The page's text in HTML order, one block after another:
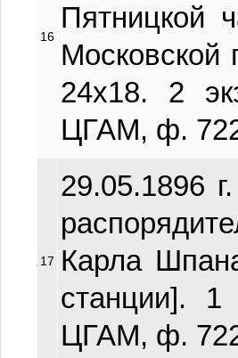
16
Пятницкой
Московской
24х18. 2
ЦГАМ, ф.
17
29.05.1896
Карла
станции].
ЦГАМ, ф.